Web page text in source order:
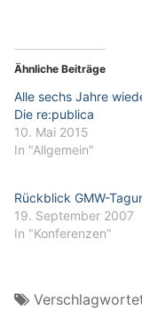
Ähnliche Beiträge
Alle sechs Jahre
Die re:publica
10. Mai 2015
In "Allgemein"
Rückblick GMW-
19. September 2007
In "Konferenzen"